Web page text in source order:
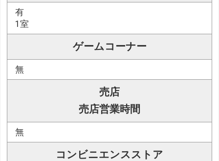
有
1室
ゲームコーナー
無
売店
売店営業時間
無
コンビニエンスストア